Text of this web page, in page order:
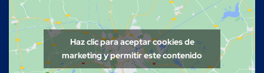
Haz clic para aceptar cookies de
marketing y permitir este contenido